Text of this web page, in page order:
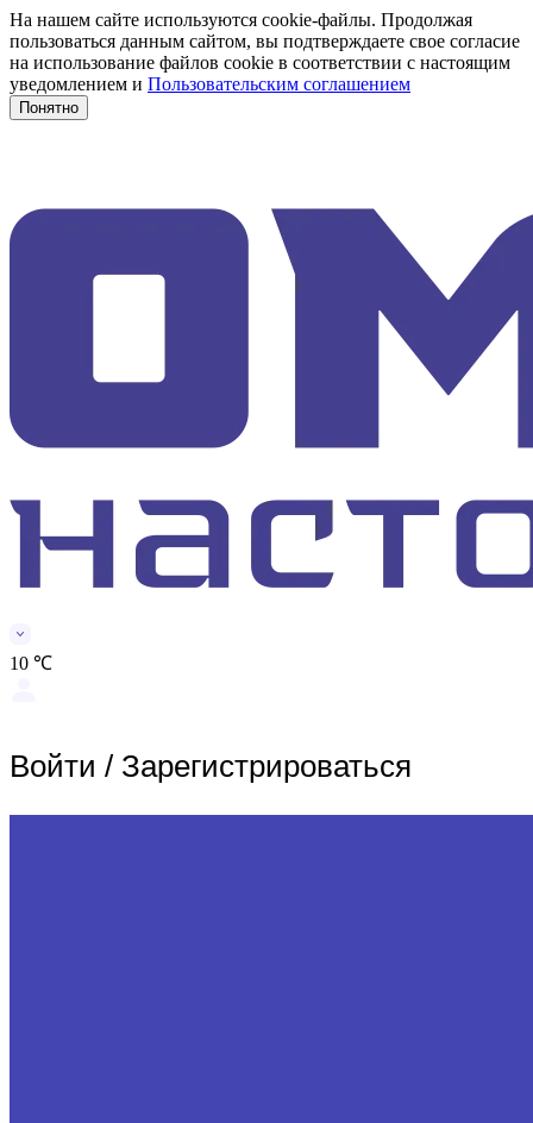
На нашем сайте используются cookie-файлы. Продолжая
пользоваться данным сайтом, вы подтверждаете свое согласие
на использование файлов cookie в соответствии с настоящим
уведомлением и Пользовательским соглашением
Понятно
10 ℃
Войти / Зарегистрироваться